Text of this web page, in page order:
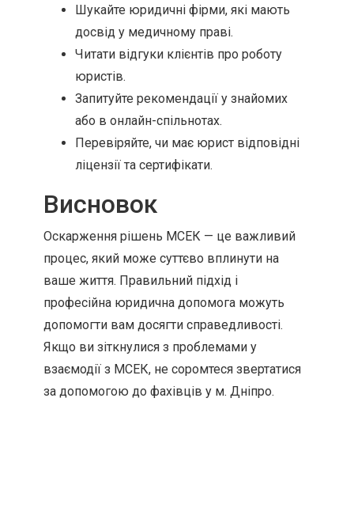
Шукайте юридичні фірми, які мають
досвід у медичному праві.
Читати відгуки клієнтів про роботу
юристів.
Запитуйте рекомендації у знайомих
або в онлайн-спільнотах.
Перевіряйте, чи має юрист відповідні
ліцензії та сертифікати.
Висновок
Оскарження рішень МСЕК — це важливий
процес, який може суттєво вплинути на
ваше життя. Правильний підхід і
професійна юридична допомога можуть
допомогти вам досягти справедливості.
Якщо ви зіткнулися з проблемами у
взаємодії з МСЕК, не соромтеся звертатися
за допомогою до фахівців у м. Дніпро.